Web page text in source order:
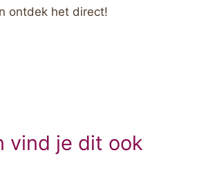
ontdek het direct!
vind je dit ook